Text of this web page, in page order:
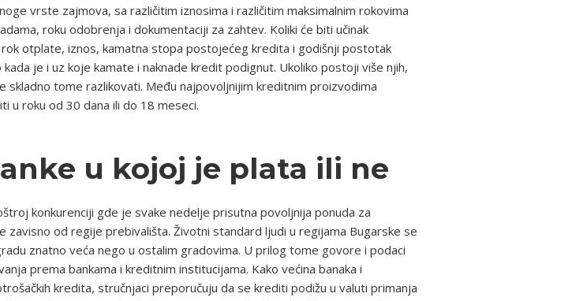
vrste zajmova, sa različitim iznosima i različitim maksimalnim rokovima
roku odobrenja i dokumentaciji za zahtev. Koliki će biti učinak
otplate, iznos, kamatna stopa postojećeg kredita i godišnji postotak
je i uz koje kamate i naknade kredit podignut. Ukoliko postoji više njih,
tome razlikovati. Među najpovoljnijim kreditnim proizvodima
u roku od 30 dana ili do 18 meseci.
u kojoj je plata ili ne
konkurenciji gde je svake nedelje prisutna povoljnija ponuda za
od regije prebivališta. Životni standard ljudi u regijama Bugarske se
znatno veća nego u ostalim gradovima. U prilog tome govore i podaci
prema bankama i kreditnim institucijama. Kako većina banaka i
kredita, stručnjaci preporučuju da se krediti podižu u valuti primanja